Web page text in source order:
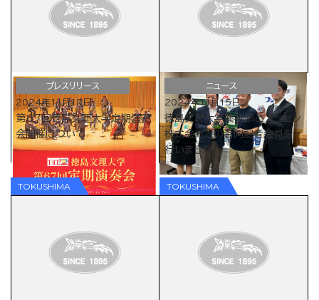
プレスリリース
2024年11月18日
第67回徳島文理大学定期演奏
会開催について
ニュース
2024年11月15日
徳島文理大学薬学部とブンセン
株式会社との合同記者会見を
行いました